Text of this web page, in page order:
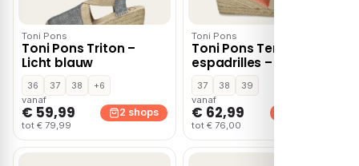
Toni Pons
Toni Pons Triton –
Licht blauw
36 37 38
+6
vanaf
€ 59,99
tot € 79,99
2 shops
Toni Pons
Toni Pons Terra NZ
espadrilles – Multi
37 38
39
vanaf
€ 62,99
tot € 76,00